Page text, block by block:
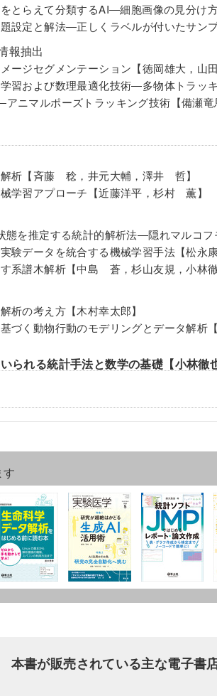
とらえて分類するAI―細胞画像の見分け
設定と解法―正しくラベルが付いたサン
報抽出
ージセグメンテーション【徳岡雄大，山
習および数理最適化技術―多物体トラッ
ニマルポーズトラッキング技術【備瀬竜
析【斉藤 稔，井元大輔，澤井 哲】
学習アプローチ【近藤洋平，杉村 薫】
態を推定する統計的解析法―隠れマルコ
験データを統合する機械学習手法【松永康
系譜木解析【中島 蒼，杉山友規，小林徹
析の考え方【木村幸太郎】
づく動物行動のモデリングとデータ解析【
られる統計手法と数学の基礎【小林徹
本書が販売されている主な電子書